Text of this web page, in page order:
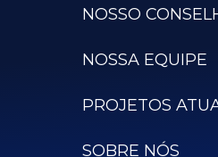
NOSSO
NOSSA EQUIPE
PROJETOS
SOBRE NÓS